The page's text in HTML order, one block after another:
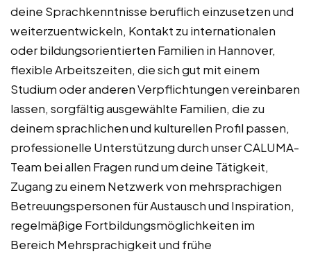
deine Sprachkenntnisse beruflich einzusetzen und
weiterzuentwickeln, Kontakt zu internationalen
oder bildungsorientierten Familien in Hannover,
flexible Arbeitszeiten, die sich gut mit einem
Studium oder anderen Verpflichtungen vereinbaren
lassen, sorgfältig ausgewählte Familien, die zu
deinem sprachlichen und kulturellen Profil passen,
professionelle Unterstützung durch unser CALUMA-
Team bei allen Fragen rund um deine Tätigkeit,
Zugang zu einem Netzwerk von mehrsprachigen
Betreuungspersonen für Austausch und Inspiration,
regelmäßige Fortbildungsmöglichkeiten im
Bereich Mehrsprachigkeit und frühe